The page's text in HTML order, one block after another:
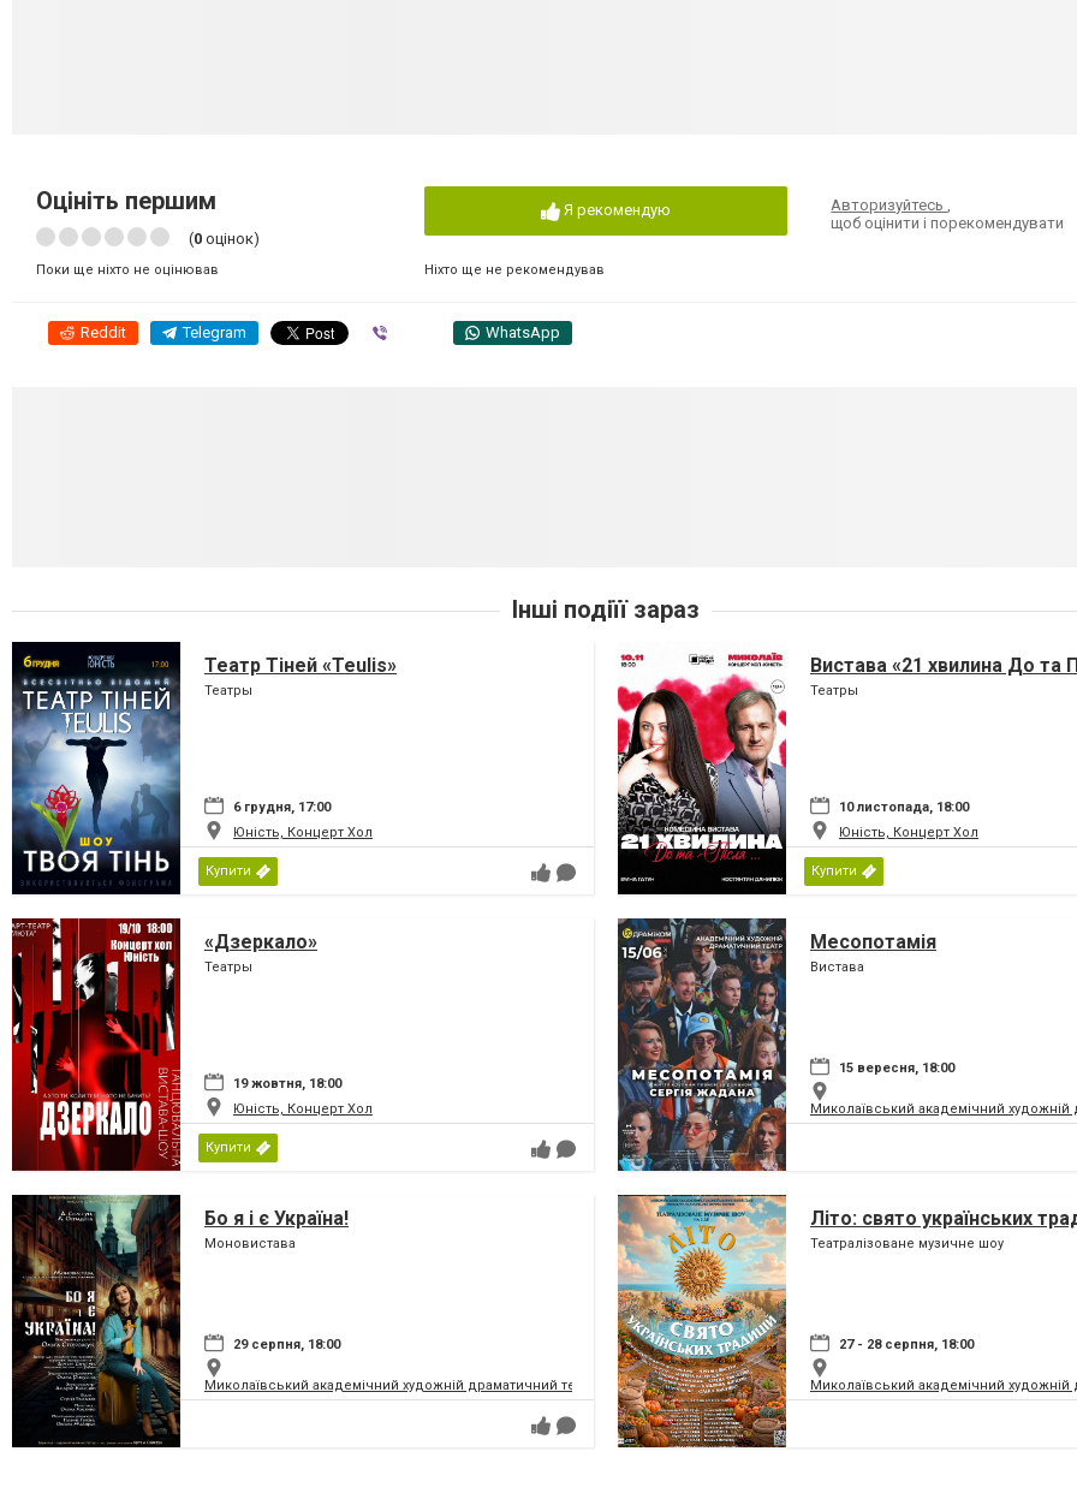
Оцініть першим
(0 оцінок)
Поки ще ніхто не оцінював
Я рекомендую
Ніхто ще не рекомендував
Авторизуйтесь,
щоб оцінити і порекомендувати
Reddit Telegram WhatsApp
Інші подіїї зараз
Театр Тіней «Teulis»
Театры
6 грудня, 17:00
Юність, Концерт Хол
Купити
Вистава «21 хвилина До та
Театры
10 листопада, 18:00
Юність, Концерт Хол
Купити
«Дзеркало»
Театры
19 жовтня, 18:00
Юність, Концерт Хол
Купити
Месопотамія
Вистава
15 вересня, 18:00
Миколаївський академічний художній
Бо я і є Україна!
Моновистава
29 серпня, 18:00
Миколаївський академічний художній драматичний театр
Літо: свято українських
Театралізоване музичне шоу
27 - 28 серпня, 18:00
Миколаївський академічний художній